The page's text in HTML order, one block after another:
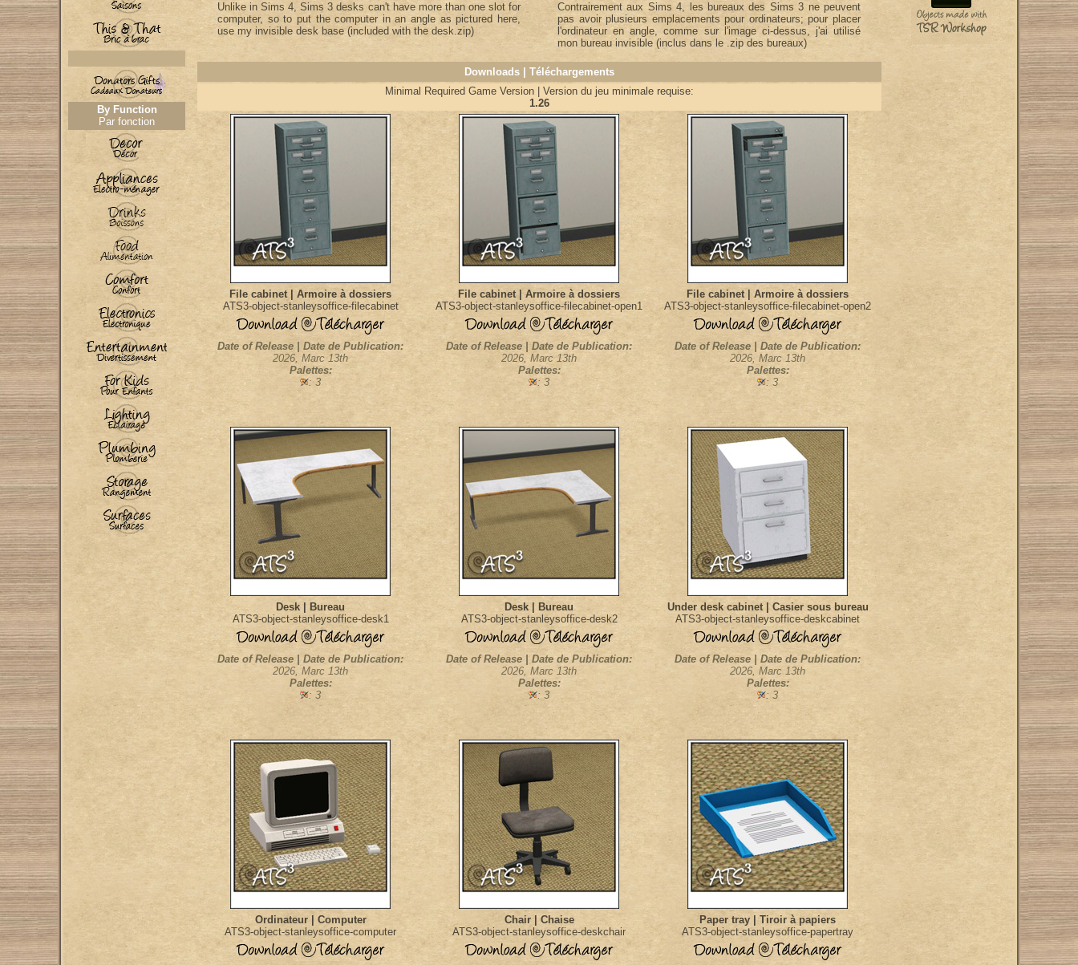
By Function
Par fonction
Unlike in Sims 4, Sims 3 desks can't have more than one slot for
computer, so to put the computer in an angle as pictured here,
use my invisible desk base (included with the desk.zip)
Contrairement aux Sims 4, les bureaux des Sims 3 ne peuvent
pas avoir plusieurs emplacements pour ordinateurs; pour placer
l'ordinateur en angle, comme sur l'image ci-dessus, j'ai utilisé
mon bureau invisible (inclus dans le .zip des bureaux)
Downloads | Téléchargements
Minimal Required Game Version | Version du jeu minimale requise:
1.26
File cabinet | Armoire à dossiers
ATS3-object-stanleysoffice-filecabinet
File cabinet | Armoire à dossiers
ATS3-object-stanleysoffice-filecabinet-open1
File cabinet | Armoire à dossiers
ATS3-object-stanleysoffice-filecabinet-open2
Date of Release | Date de Publication:
2026, Marc 13th
Palettes:
: 3
Date of Release | Date de Publication:
2026, Marc 13th
Palettes:
: 3
Date of Release | Date de Publication:
2026, Marc 13th
Palettes:
: 3
Desk | Bureau
ATS3-object-stanleysoffice-desk1
Desk | Bureau
ATS3-object-stanleysoffice-desk2
Under desk cabinet | Casier sous bureau
ATS3-object-stanleysoffice-deskcabinet
Date of Release | Date de Publication:
2026, Marc 13th
Palettes:
: 3
Date of Release | Date de Publication:
2026, Marc 13th
Palettes:
: 3
Date of Release | Date de Publication:
2026, Marc 13th
Palettes:
: 3
Ordinateur | Computer
ATS3-object-stanleysoffice-computer
Chair | Chaise
ATS3-object-stanleysoffice-deskchair
Paper tray | Tiroir à papiers
ATS3-object-stanleysoffice-papertray